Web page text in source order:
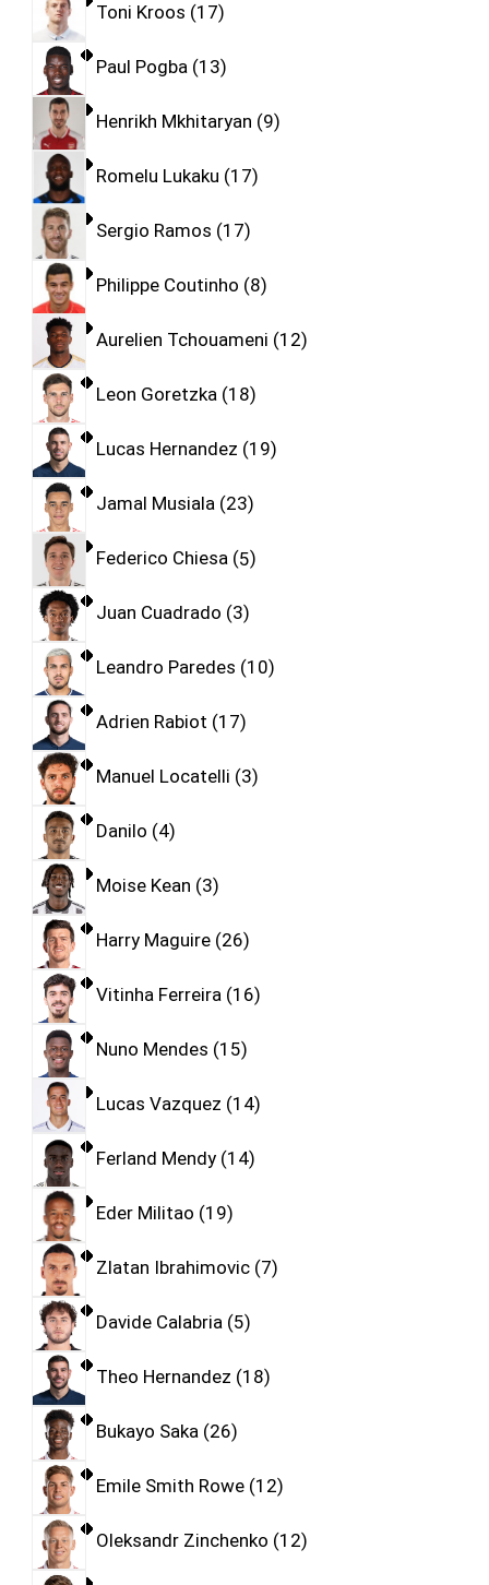
Toni Kroos 17
Paul Pogba 13
Henrikh Mkhitaryan 9
Romelu Lukaku 17
Sergio Ramos 17
Philippe Coutinho 8
Aurelien Tchouameni 12
Leon Goretzka 18
Lucas Hernandez 19
Jamal Musiala 23
Federico Chiesa 5
Juan Cuadrado 3
Leandro Paredes 10
Adrien Rabiot 17
Manuel Locatelli 3
Danilo 4
Moise Kean 3
Harry Maguire 26
Vitinha Ferreira 16
Nuno Mendes 15
Lucas Vazquez 14
Ferland Mendy 14
Eder Militao 19
Zlatan Ibrahimovic 7
Davide Calabria 5
Theo Hernandez 18
Bukayo Saka 26
Emile Smith Rowe 12
Oleksandr Zinchenko 12